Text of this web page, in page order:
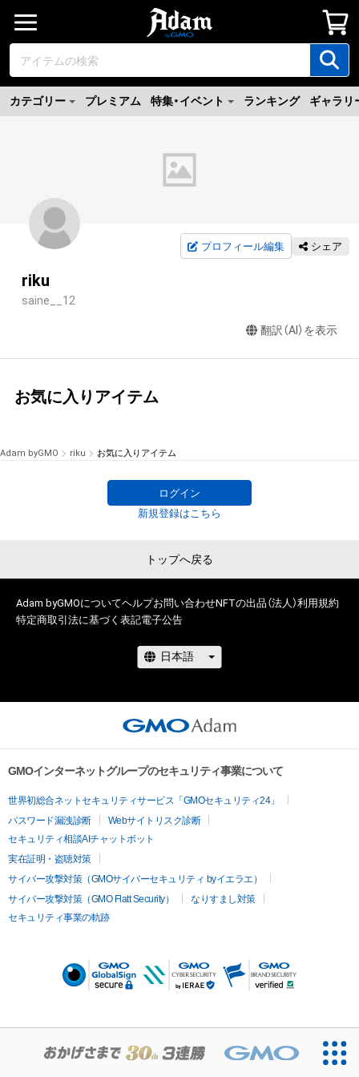
カテゴリー プレミアム 特集・イベント ランキング ギャラリ
プロフィール編集 シェア
riku
saine__12
翻訳（AI）を表示
お気に入りアイテム
Adam byGMO riku お気に入りアイテム
ログイン
新規登録はこちら
トップへ戻る
Adam byGMOについてヘルプお問い合わせNFTの出品（法人）利用規約
特定商取引法に基づく表記電子公告
GMOインターネットグループのセキュリティ事業について
世界初総合ネットセキュリティサービス「GMOセキュリティ24」
パスワード漏洩診断
Webサイトリスク診断
セキュリティ相談AIチャットボット
実在証明・盗聴対策
サイバー攻撃対策（GMOサイバーセキュリティ byイエラエ）
サイバー攻撃対策（GMO Flatt Security）
なりすまし対策
セキュリティ事業の軌跡